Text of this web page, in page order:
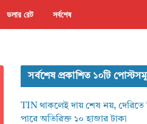
ডলার রেট সর্বশেষ
সর্বশেষ প্রকাশিত ১০টি
TIN থাকলেই দায় শেষ নয়, দেরিতে
পারে অতিরিক্ত ১০ হাজার টাকা